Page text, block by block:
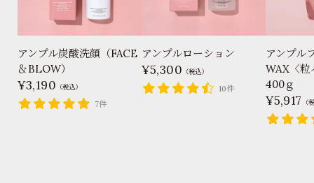
アンプル炭酸洗顔（FACE
＆BLOW）
3,190 （税込）
7件
アンプルローション
5,300 （税込）
10件
アンプル
WAX〈粒
400ｇ
5,917 （